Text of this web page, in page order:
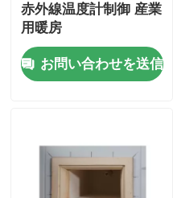
工業用温水ボイラー
燃費のボイラー
産業用実験室のオーブン
赤外線温度計制御 産業
用暖房
お問い合わせを送信